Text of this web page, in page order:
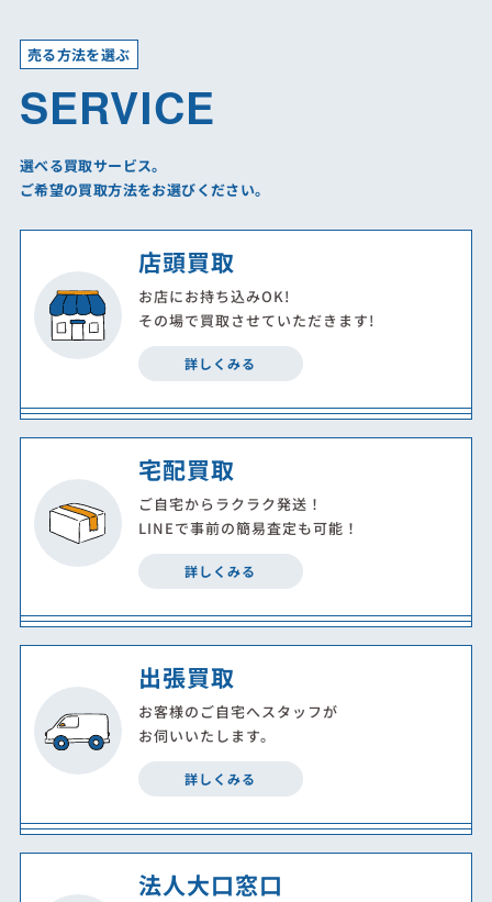
SERVICE
売る方法を選ぶ
選べる買取サービス。
ご希望の買取方法をお選びください。
店頭買取
お店にお持ち込みOK!
その場で買取させていただきます!
詳しくみる
宅配買取
ご自宅からラクラク発送！
LINEで事前の簡易査定も可能！
詳しくみる
出張買取
お客様のご自宅へスタッフが
お伺いいたします。
詳しくみる
法人大口窓口